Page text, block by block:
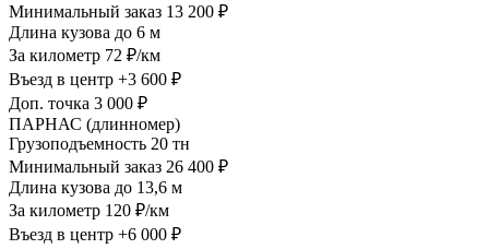
Минимальный заказ 13 200 ₽
Длина кузова до 6 м
За километр 72 ₽/км
Въезд в центр +3 600 ₽
Доп. точка 3 000 ₽
ПАРНАС (длинномер)
Грузоподъемность 20 тн
Минимальный заказ 26 400 ₽
Длина кузова до 13,6 м
За километр 120 ₽/км
Въезд в центр +6 000 ₽